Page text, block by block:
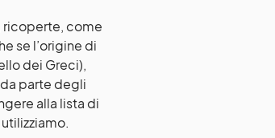
ricoperte, come
se l’origine di
dei Greci),
parte degli
alla lista di